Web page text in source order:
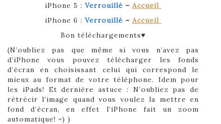
iPhone 5 : Verrouillé – Accueil
iPhone 6 : Verrouillé – Accueil
Bon téléchargements♥
(N’oubliez pas que même si vous n’avez pas
d’iPhone vous pouvez télécharger les fonds
d’écran en choisissant celui qui correspond le
mieux au format de votre téléphone. Idem pour
les iPads! Et dernière astuce : N’oubliez pas de
rétrécir l’image quand vous voulez la mettre en
fond d’écran, en effet l’iPhone fait un zoom
automatique! =) )